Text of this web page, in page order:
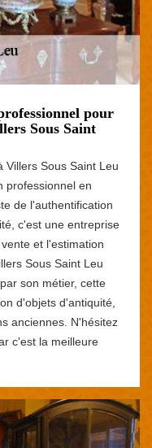
pour
Sous Saint
Villers Sous Saint Leu
professionnel en
de l'authentification
c'est une entreprise
et l'estimation
Sous Saint Leu
son métier, cette
d'objets d'antiquité,
anciennes. N'hésitez
c'est la meilleure